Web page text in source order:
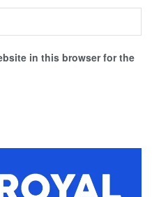
in this browser for the